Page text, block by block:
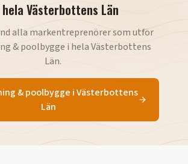
helaVästerbottens Län
alla markentreprenörer som utför
& poolbygge i helaVästerbottens
Län.
& poolbygge iVästerbottens
Län